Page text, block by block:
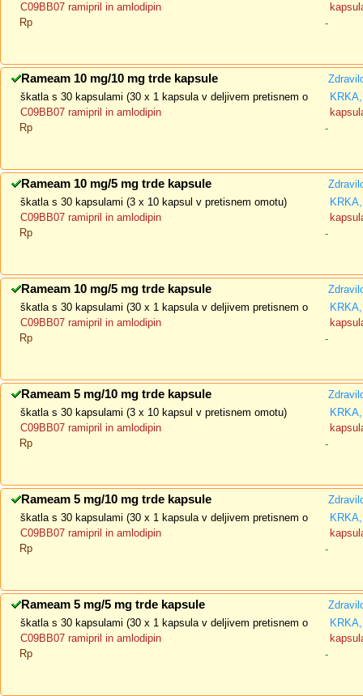
C09BB07 ramipril in amlodipin
Rp
-
Rameam 10 mg/10 mg trde kapsule
škatla s 30 kapsulami (30 x 1 kapsula v deljivem pretisnem o
C09BB07 ramipril in amlodipin
Rp
-
Rameam 10 mg/5 mg trde kapsule
škatla s 30 kapsulami (3 x 10 kapsul v pretisnem omotu)
C09BB07 ramipril in amlodipin
Rp
-
Rameam 10 mg/5 mg trde kapsule
škatla s 30 kapsulami (30 x 1 kapsula v deljivem pretisnem o
C09BB07 ramipril in amlodipin
Rp
-
Rameam 5 mg/10 mg trde kapsule
škatla s 30 kapsulami (3 x 10 kapsul v pretisnem omotu)
C09BB07 ramipril in amlodipin
Rp
-
Rameam 5 mg/10 mg trde kapsule
škatla s 30 kapsulami (30 x 1 kapsula v deljivem pretisnem o
C09BB07 ramipril in amlodipin
Rp
-
Rameam 5 mg/5 mg trde kapsule
škatla s 30 kapsulami (30 x 1 kapsula v deljivem pretisnem o
C09BB07 ramipril in amlodipin
Rp
-